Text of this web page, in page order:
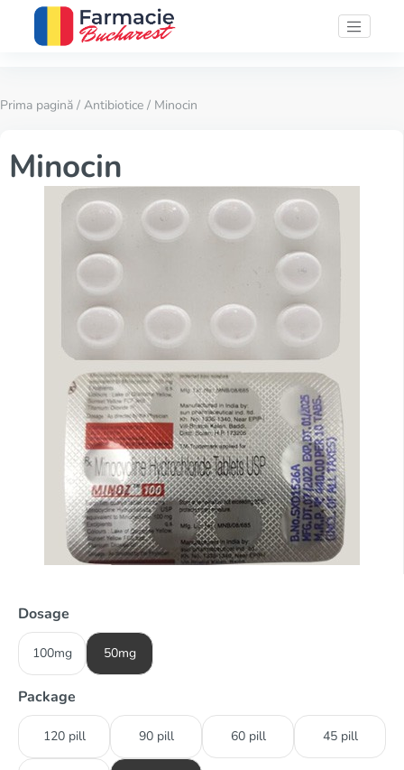
Prima pagină / Antibiotice / Minocin
Minocin
Dosage
100mg 50mg
Package
120 pill 90 pill 60 pill 45 pill